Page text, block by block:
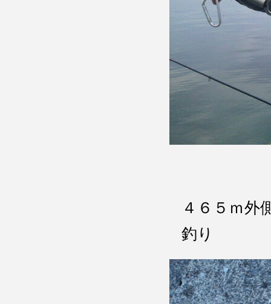
４６５ｍ
釣り